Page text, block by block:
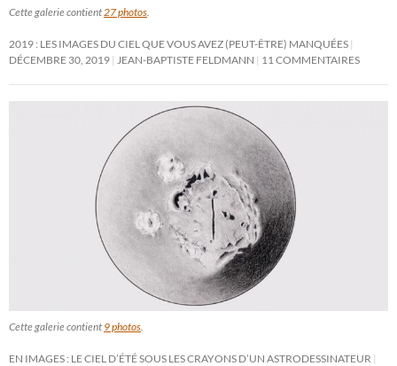
Cette galerie contient 27 photos
2019 : LES IMAGES DU CIEL QUE VOUS AVEZ (PEUT-ÊTRE) MANQUÉES
DÉCEMBRE 30, 2019
JEAN-BAPTISTE FELDMANN 11 COMMENTAIRES
Cette galerie contient 9 photos
EN IMAGES : LE CIEL D’ÉTÉ SOUS LES CRAYONS D’UN ASTRODESSINATEUR